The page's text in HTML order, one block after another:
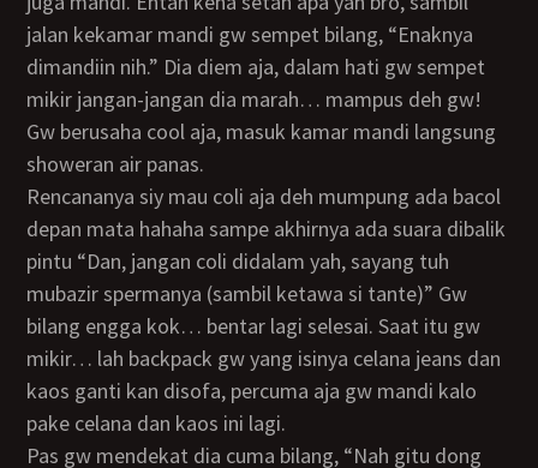
jalan kekamar mandi gw sempet bilang, “Enaknya
dimandiin nih.” Dia diem aja, dalam hati gw sempet
mikir jangan-jangan dia marah… mampus deh gw!
Gw berusaha cool aja, masuk kamar mandi langsung
showeran air panas.
Rencananya siy mau coli aja deh mumpung ada bacol
depan mata hahaha sampe akhirnya ada suara dibalik
pintu “Dan, jangan coli didalam yah, sayang tuh
mubazir spermanya (sambil ketawa si tante)” Gw
bilang engga kok… bentar lagi selesai. Saat itu gw
mikir… lah backpack gw yang isinya celana jeans dan
kaos ganti kan disofa, percuma aja gw mandi kalo
pake celana dan kaos ini lagi.
Pas gw mendekat dia cuma bilang, “Nah gitu dong